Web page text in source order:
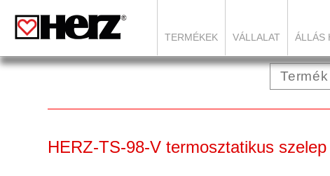
TERMÉKEK VÁLLALAT ÁLLÁS
HERZ-TS-98-V termosztatikus